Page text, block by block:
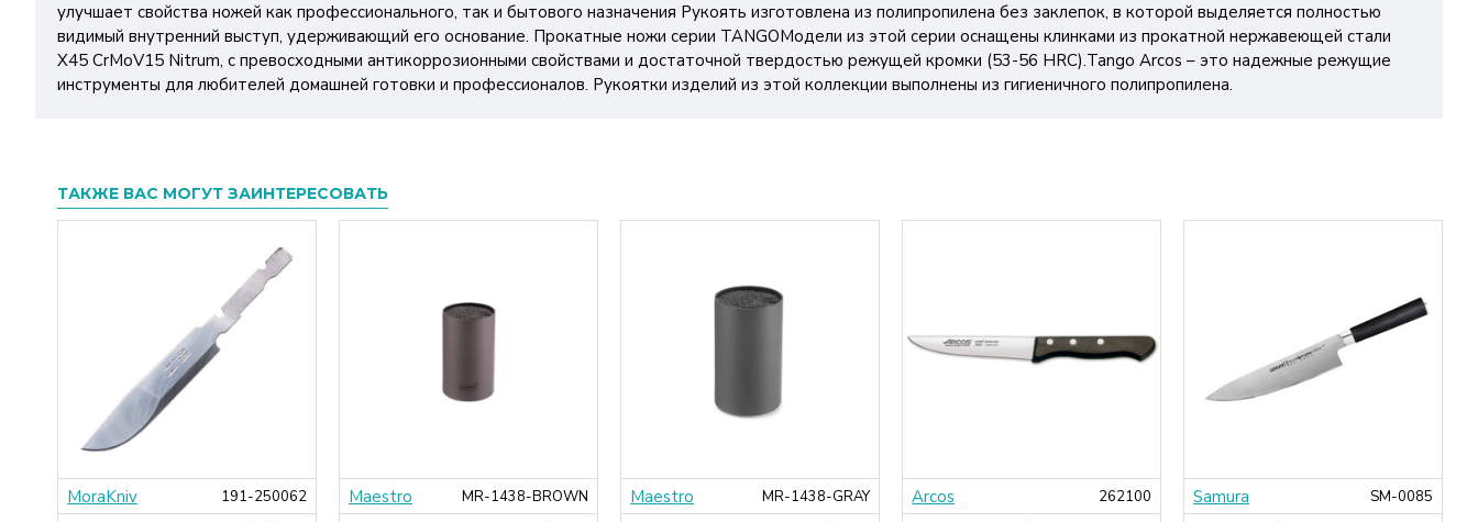
улучшает свойства ножей как профессионального, так и бытового назначения Рукоять изготовлена из полипропилена без заклепок, в которой выделяется полностью
видимый внутренний выступ, удерживающий его основание. Прокатные ножи серии TANGOМодели из этой серии оснащены клинками из прокатной нержавеющей стали
X45 CrMoV15 Nitrum, с превосходными антикоррозионными свойствами и достаточной твердостью режущей кромки (53-56 HRC).Tango Arcos – это надежные режущие
инструменты для любителей домашней готовки и профессионалов. Рукоятки изделий из этой коллекции выполнены из гигиеничного полипропилена.
ТАКЖЕ ВАС МОГУТ ЗАИНТЕРЕСОВАТЬ
MoraKniv
191-250062
Maestro
MR-1438-BROWN
Maestro
MR-1438-GRAY
Arcos
262100
Samura
SM-0085